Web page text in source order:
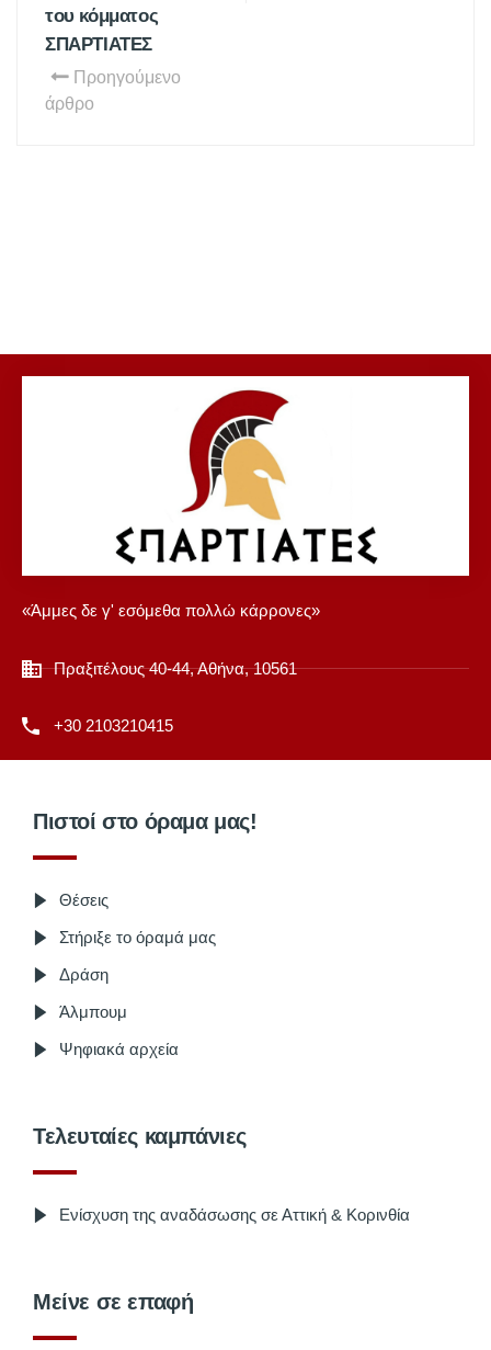
του κόμματος
ΣΠΑΡΤΙΑΤΕΣ
Προηγούμενο
άρθρο
«Άμμες δε γ' εσόμεθα πολλώ κάρρονες»
Πραξιτέλους 40-44, Αθήνα, 10561
+30 2103210415
Πιστοί στο όραμα μας!
Θέσεις
Στήριξε το όραμά μας
Δράση
Άλμπουμ
Ψηφιακά αρχεία
Τελευταίες καμπάνιες
Ενίσχυση της αναδάσωσης σε Αττική & Κορινθία
Μείνε σε επαφή